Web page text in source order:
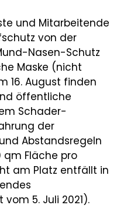
und Mitarbeitende
von der
Nasen-Schutz
Maske (nicht
16. August finden
öffentliche
Schader-
der
Abstandsregeln
qm Fläche pro
am Platz entfällt in
5. Juli 2021).